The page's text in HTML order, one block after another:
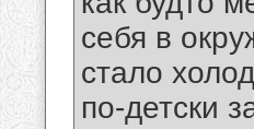
себя в
стало
по-детски